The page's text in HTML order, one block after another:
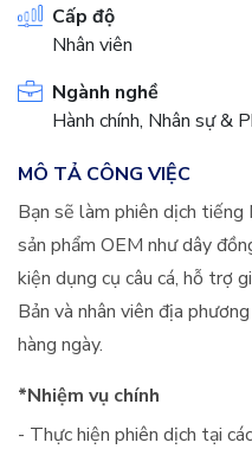
Cấp độ
Nhân viên
Ngành nghề
Hành chính, Nhân sự &
MÔ TẢ CÔNG VIỆC
Bạn sẽ làm phiên dịch
sản phẩm OEM như dây
kiện dụng cụ câu cá, hỗ trợ
Bản và nhân viên địa
hàng ngày.
*Nhiệm vụ chính
- Thực hiện phiên dịch tại